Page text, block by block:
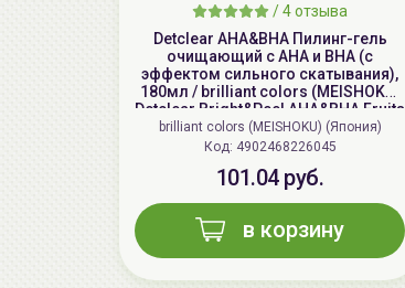
/4 отзыва
Detclear AHA&BHA Пилинг-гель
очищающий с AHA и BHA (с
эффектом сильного скатывания),
180мл / brilliant colors (MEISHOKU)
Detclear Bright&Peel AHA&BHA Fruits
Peeling Jelly
brilliant colors (MEISHOKU) (Япония)
Код: 4902468226045
101.04 руб.
в корзину